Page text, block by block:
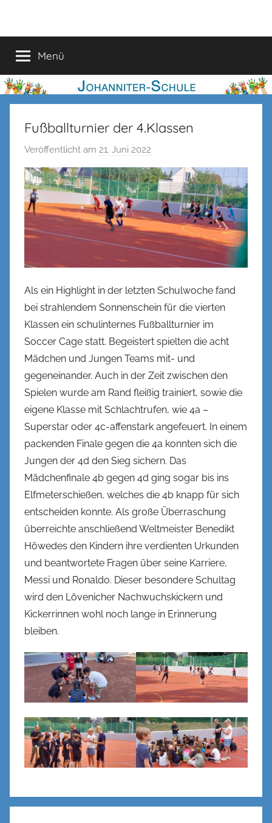
Schule
Menü
Fußballturnier der 4.Klassen
Veröffentlicht am 21. Juni 2022
o
n
n
e
n
k
Als ein Highlight in der letzten Schulwoche fand
bei strahlendem Sonnenschein für die vierten
Klassen ein schulinternes Fußballturnier im
Soccer Cage statt. Begeistert spielten die acht
Mädchen und Jungen Teams mit- und
gegeneinander. Auch in der Zeit zwischen den
Spielen wurde am Rand fleißig trainiert, sowie die
eigene Klasse mit Schlachtrufen, wie 4a –
Superstar oder 4c-affenstark angefeuert. In einem
packenden Finale gegen die 4a konnten sich die
Jungen der 4d den Sieg sichern. Das
Mädchenfinale 4b gegen 4d ging sogar bis ins
Elfmeterschießen, welches die 4b knapp für sich
entscheiden konnte. Als große Überraschung
überreichte anschließend Weltmeister Benedikt
Höwedes den Kindern ihre verdienten Urkunden
und beantwortete Fragen über seine Karriere,
Messi und Ronaldo. Dieser besondere Schultag
wird den Lövenicher Nachwuchskickern und
Kickerrinnen wohl noch lange in Erinnerung
bleiben.